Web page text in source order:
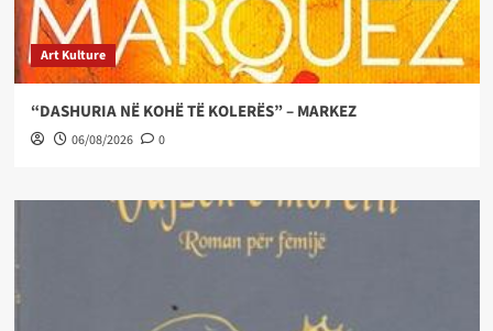
Art Kulture
“DASHURIA NË KOHË TË KOLERËS” – MARKEZ
06/08/2026 0